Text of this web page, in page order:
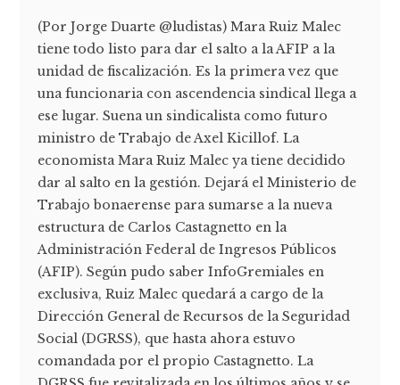
(Por Jorge Duarte @ludistas) Mara Ruiz Malec
tiene todo listo para dar el salto a la AFIP a la
unidad de fiscalización. Es la primera vez que
una funcionaria con ascendencia sindical llega a
ese lugar. Suena un sindicalista como futuro
ministro de Trabajo de Axel Kicillof. La
economista Mara Ruiz Malec ya tiene decidido
dar al salto en la gestión. Dejará el Ministerio de
Trabajo bonaerense para sumarse a la nueva
estructura de Carlos Castagnetto en la
Administración Federal de Ingresos Públicos
(AFIP). Según pudo saber InfoGremiales en
exclusiva, Ruiz Malec quedará a cargo de la
Dirección General de Recursos de la Seguridad
Social (DGRSS), que hasta ahora estuvo
comandada por el propio Castagnetto. La